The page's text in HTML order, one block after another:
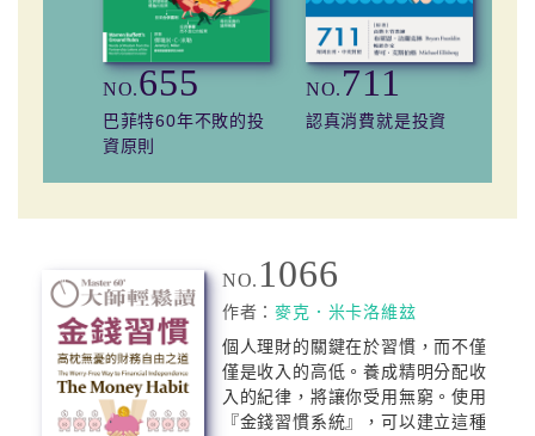
NO.655
巴菲特60年不敗的投
資原則
NO.711
認真消費就是投資
NO. 1066
作者：麥克．米卡洛維玆
個人理財的關鍵在於習慣，而不僅
僅是收入的高低。養成精明分配收
入的紀律，將讓你受用無窮。使用
『金錢習慣系統』，可以建立這種